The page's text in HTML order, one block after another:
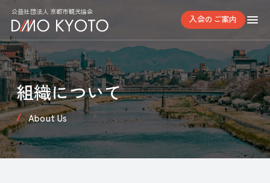
公益社団法人 京都市観光協会
入会のご案内
組織について
About Us